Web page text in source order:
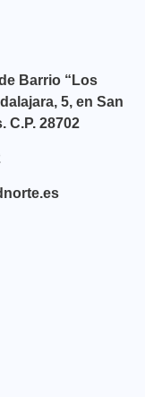
Barrio “Los
5, en San
C.P. 28702